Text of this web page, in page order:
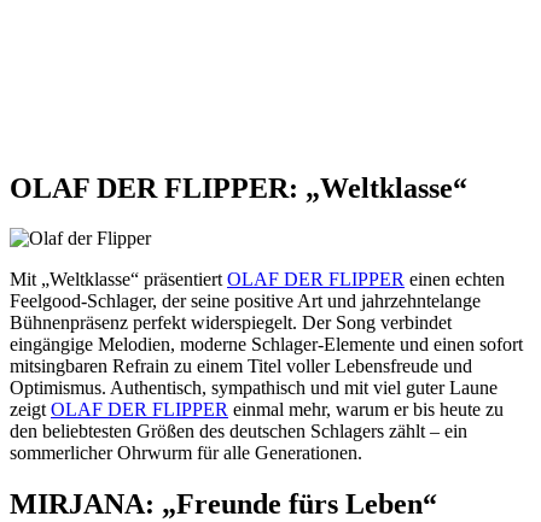
OLAF DER FLIPPER: „Weltklasse“
Mit „Weltklasse“ präsentiertOLAF DER FLIPPER einen echten
Feelgood-Schlager, der seine positive Art und jahrzehntelange
Bühnenpräsenz perfekt widerspiegelt. Der Song verbindet
eingängige Melodien, moderne Schlager-Elemente und einen sofort
mitsingbaren Refrain zu einem Titel voller Lebensfreude und
Optimismus. Authentisch, sympathisch und mit viel guter Laune
zeigtOLAF DER FLIPPER einmal mehr, warum er bis heute zu
den beliebtesten Größen des deutschen Schlagers zählt – ein
sommerlicher Ohrwurm für alle Generationen.
MIRJANA: „Freunde fürs Leben“